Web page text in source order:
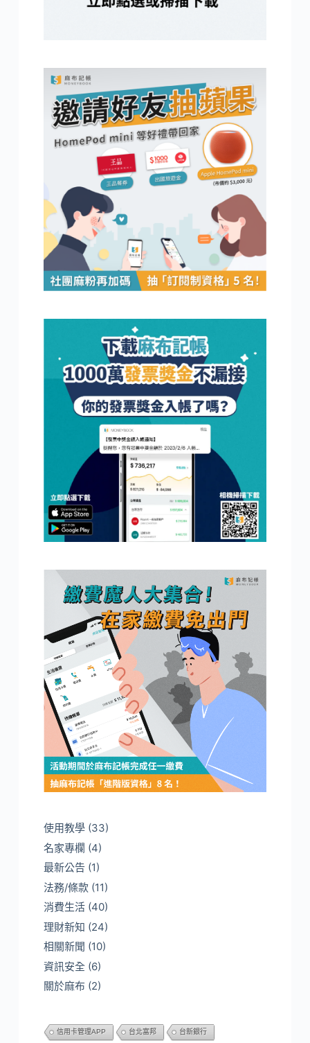
使用教學(33)
名家專欄 (4)
最新公告(1)
法務/條款(11)
消費生活(40)
理財新知 (24)
相關新聞 (10)
資訊安全(6)
關於麻布 (2)
信用卡管理APP 台北富邦 台新銀行